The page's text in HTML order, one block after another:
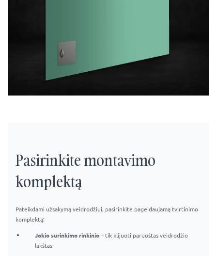
Pasirinkite montavimo
komplektą
Pateikdami užsakymą veidrodžiui, pasirinkite pageidaujamą tvirtinimo
komplektą:
Jokio surinkimo rinkinio – tik klijuoti paruoštas veidrodžio
lakštas